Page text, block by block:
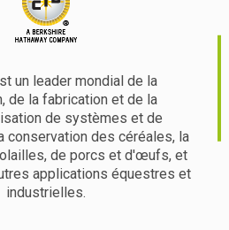
un leader mondial de la
de la fabrication et de la
de systèmes et de
conservation des céréales, la
de porcs et d'œufs, et
applications équestres et
industrielles.